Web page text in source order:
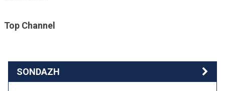
Top Channel
SONDAZH